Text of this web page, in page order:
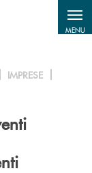
MENU
IMPRESE